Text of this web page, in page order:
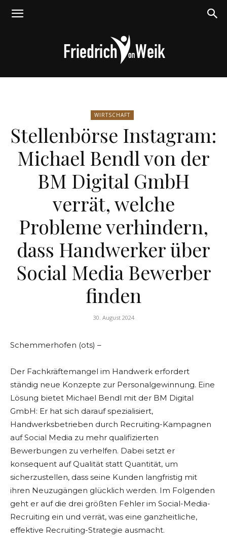
von
Weik
WIRTSCHAFT
Stellenbörse Instagram:
Michael Bendl von der
BM Digital GmbH
verrät, welche
Probleme verhindern,
dass Handwerker über
Social Media Bewerber
finden
30. August 2024
Schemmerhofen (ots) –
Der Fachkräftemangel im Handwerk erfordert
ständig neue Konzepte zur Personalgewinnung. Eine
Lösung bietet Michael Bendl mit der BM Digital
GmbH: Er hat sich darauf spezialisiert,
Handwerksbetrieben durch Recruiting-Kampagnen
auf Social Media zu mehr qualifizierten
Bewerbungen zu verhelfen. Dabei setzt er
konsequent auf Qualität statt Quantität, um
sicherzustellen, dass seine Kunden langfristig mit
ihren Neuzugängen glücklich werden. Im Folgenden
geht er auf die drei größten Fehler im Social-Media-
Recruiting ein und verrät, was eine ganzheitliche,
effektive Recruiting-Strategie ausmacht.